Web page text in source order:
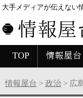
大手メディアが伝えない
情報屋
TOP 情報屋台
情報屋台 > 政治 > 広